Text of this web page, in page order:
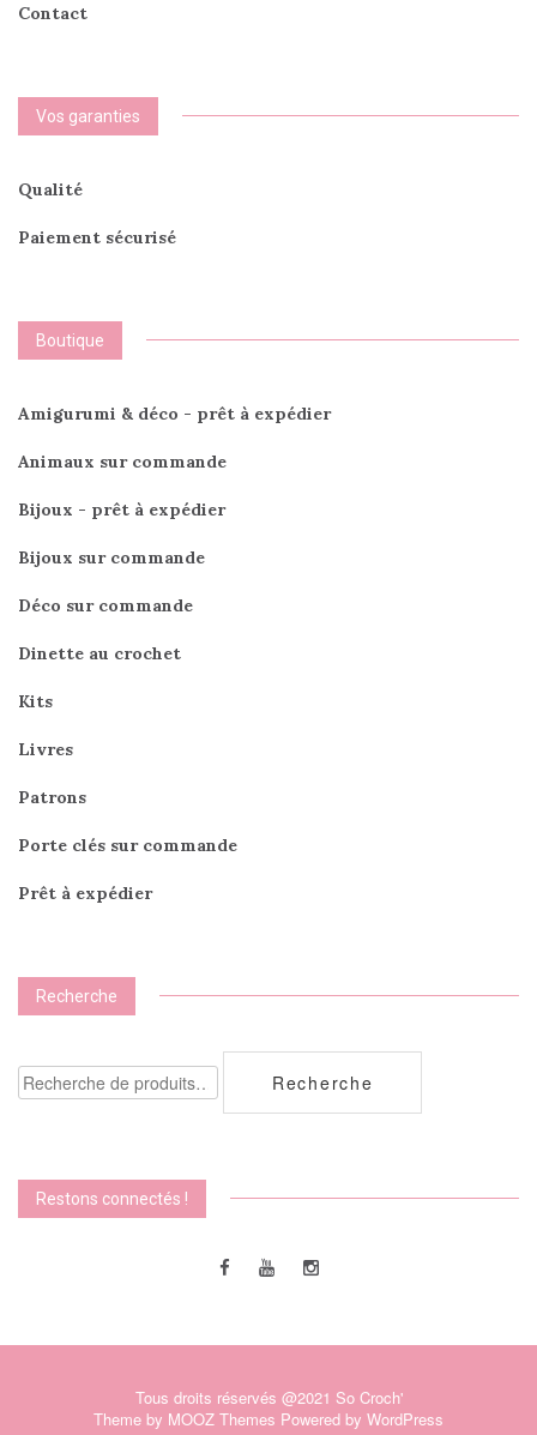
Contact
Vos garanties
Qualité
Paiement sécurisé
Boutique
Amigurumi & déco - prêt à expédier
Animaux sur commande
Bijoux - prêt à expédier
Bijoux sur commande
Déco sur commande
Dinette au crochet
Kits
Livres
Patrons
Porte clés sur commande
Prêt à expédier
Recherche
Recherche
pour :
Recherche
Restons connectés !
Tous droits réservés @2021 So Croch'
Theme by MOOZ Themes Powered by WordPress